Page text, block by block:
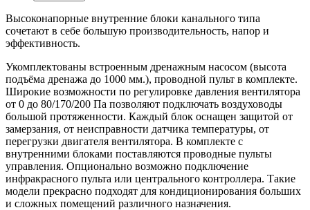
Высоконапорные внутренние блоки канального типа
сочетают в себе большую производительность, напор и
эффективность.
Укомплектованы встроенным дренажным насосом (высота
подъёма дренажа до 1000 мм.), проводной пульт в комплекте.
Широкие возможности по регулировке давления вентилятора
от 0 до 80/170/200 Па позволяют подключать воздуховоды
большой протяженности. Каждый блок оснащен защитой от
замерзания, от неисправности датчика температуры, от
перегрузки двигателя вентилятора. В комплекте с
внутренними блоками поставляются проводные пульты
управления. Опционально возможно подключение
инфракрасного пульта или центрального контроллера. Такие
модели прекрасно подходят для кондиционирования больших
и сложных помещений различного назначения.